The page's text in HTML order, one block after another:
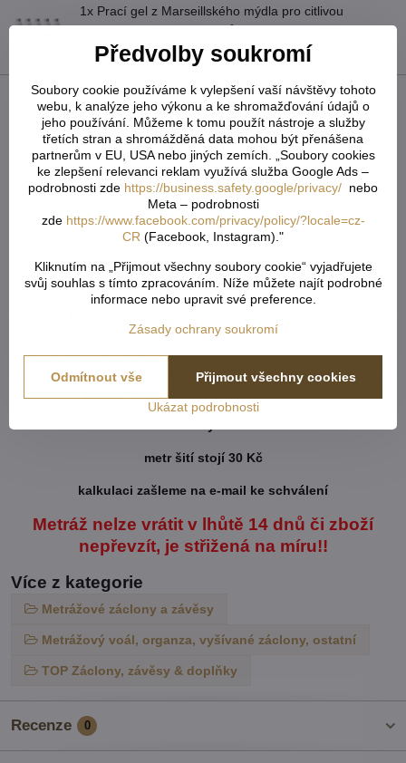
1x Prací gel z Marseillského mýdla pro citlivou
pokožku 100ml ( mix druhů )
Bonus zdarma v hodnotě 159 Kč!
Popis
U tvarovaných záclon čí vzororvaných látek ( závěsů ) je
potřeba počítat s nějakým prostřihem, aby byly obě strany
stejné po ušití a to samé platí pro vzor. Nikdy nevíme předem,
jak přijde záclona ustřižená vzhledem k tomu, že každý
potřebuje jiný rozměr. Vždy tedy vezměte více než
potřebujete. Metráž nelze vrátit ani vyměnit. Je střižená na
míru zákazníka. Doporučejeme objednat o něco více, než aby
Vám chybělo. Záložka zabere cca 5-6cm.
Do košíku vkládejte celkový počet v cm ( např. 1,7m = 170cm
vložíte x různý počet cm, vše se vám sčítá dohromady. Do
rámečku - Rozdělení metráže - napíšete, jak chtete danou
metráž rozdělit ( např. objednáte 800cm záclony což je 8m a
metr šití stojí 30 Kč
kalkulaci zašleme na e-mail ke schválení
Metráž nelze vrátit v lhůtě 14 dnů či zboží
nepřevzít, je střižená na míru!!
Více z kategorie
Metrážové záclony a závěsy
Metrážový voál, organza, vyšívané záclony, ostatní
TOP Záclony, závěsy & doplňky
Recenze 0
Předvolby soukromí
Soubory cookie používáme k vylepšení vaší návštěvy tohoto
webu, k analýze jeho výkonu a ke shromažďování údajů o
jeho používání. Můžeme k tomu použít nástroje a služby
třetích stran a shromážděná data mohou být přenášena
partnerům v EU, USA nebo jiných zemích. „Soubory cookies
ke zlepšení relevanci reklam využívá služba Google Ads –
podrobnosti zde https://business.safety.google/privacy/ nebo
Meta – podrobnosti
zde https://www.facebook.com/privacy/policy/?locale=cz-
CR (Facebook, Instagram)."
Kliknutím na „Přijmout všechny soubory cookie“ vyjadřujete
svůj souhlas s tímto zpracováním. Níže můžete najít podrobné
informace nebo upravit své preference.
Zásady ochrany soukromí
Ukázat podrobnosti
Přijmout všechny cookies
Odmítnout vše